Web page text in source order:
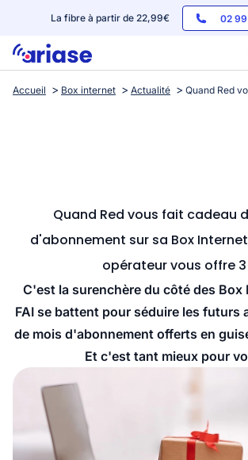
La fibre à partir de 22,99€ 02
Box internet
Accueil Box internet Actualité Quand Red
Quand Red vous fait cadeau
d'abonnement sur sa Box
opérateur vous offre 3
C'est la surenchère du côté des Box
FAI se battent pour séduire les futurs
de mois d'abonnement offerts en
Et c'est tant mieux pour